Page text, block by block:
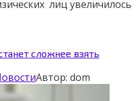
лиц увеличилось
сложнее взять
Автор: dom